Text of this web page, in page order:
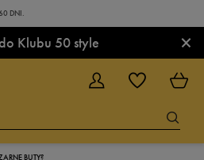
DNI.
Klubu 50 style ×
BUTY?